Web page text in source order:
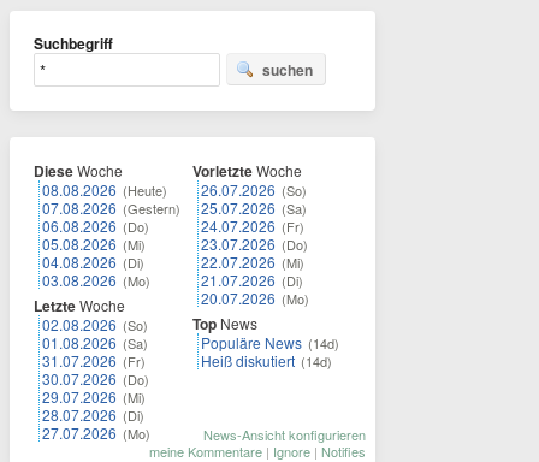
Suchbegriff
suchen
DieseWoche
08.08.2026 (Heute)
07.08.2026 (Gestern)
06.08.2026 (Do)
05.08.2026 (Mi)
04.08.2026 (Di)
03.08.2026 (Mo)
LetzteWoche
02.08.2026 (So)
01.08.2026 (Sa)
31.07.2026 (Fr)
30.07.2026 (Do)
29.07.2026 (Mi)
28.07.2026 (Di)
27.07.2026 (Mo)
VorletzteWoche
26.07.2026 (So)
25.07.2026 (Sa)
24.07.2026 (Fr)
23.07.2026 (Do)
22.07.2026 (Mi)
21.07.2026 (Di)
20.07.2026 (Mo)
Top News
Populäre News (14d)
Heiß diskutiert (14d)
News-Ansicht konfigurieren
meine Kommentare | Ignore | Notifies